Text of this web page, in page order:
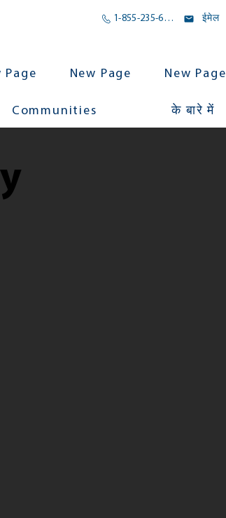
1-855-235-6500 ईमेल
Page New Page New Page
Communities के बारे में